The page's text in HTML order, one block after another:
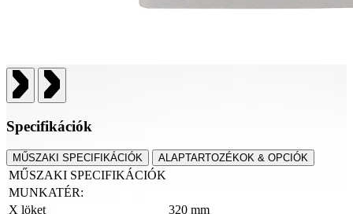
Specifikációk
MŰSZAKI SPECIFIKÁCIÓK ALAPTARTOZÉKOK & OPCIÓK
MŰSZAKI SPECIFIKÁCIÓK
MUNKATÉR:
X löket
320 mm